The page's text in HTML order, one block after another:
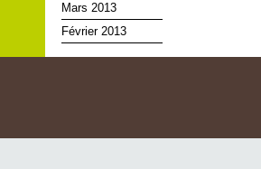
Mars 2013
Février 2013